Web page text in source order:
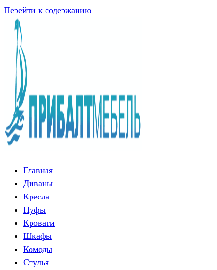
Перейти к содержанию
Главная
Диваны
Кресла
Пуфы
Кровати
Шкафы
Комоды
Стулья